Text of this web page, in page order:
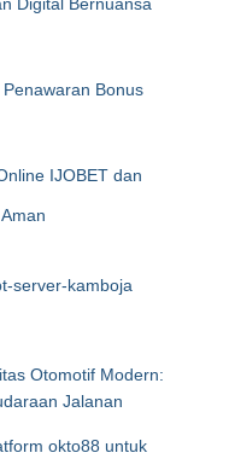
Bonus
IJOBET dan
server-kamboja
Otomotif Modern:
Jalanan
okto88 untuk